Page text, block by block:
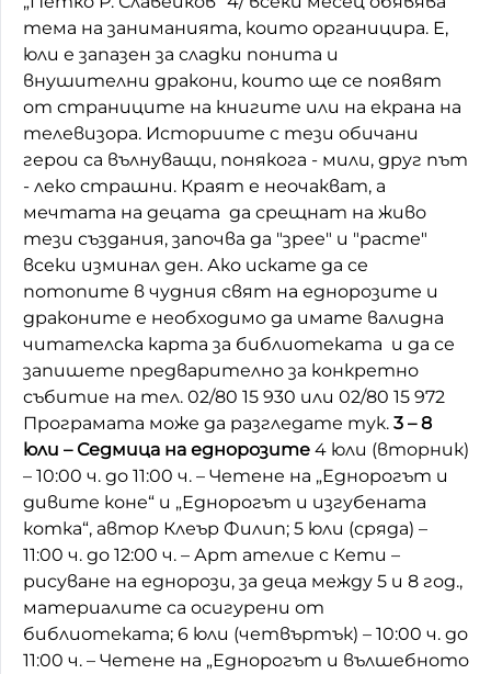
Домашен любимец
Питаме Ви
До ре ми
тема на заниманията, които органицира. Е,
юли е запазен за сладки понита и
внушителни дракони, които ще се появят
от страниците на книгите или на екрана на
телевизора. Историите с тези обичани
герои са вълнуващи, понякога - мили, друг път
- леко страшни. Краят е неочакват, а
мечтата на децата да срещнат на живо
тези създания, започва да "зрее" и "расте"
всеки изминал ден. Ако искате да се
потопите в чудния свят на еднорозите и
драконите е необходимо да имате валидна
читателска карта за библиотеката и да се
запишете предварително за конкретно
събитие на тел. 02/80 15 930 или 02/80 15 972
Програмата може да разгледате тук. 3 – 8
юли – Седмица на еднорозите 4 юли (вторник)
– 10:00 ч. до 11:00 ч. – Четене на „Еднорогът и
дивите коне“ и „Еднорогът и изгубената
котка“, автор Клеър Филип; 5 юли (сряда) –
11:00 ч. до 12:00 ч. – Арт ателие с Кети –
рисуване на еднорози, за деца между 5 и 8 год.,
материалите са осигурени от
библиотеката; 6 юли (четвъртък) – 10:00 ч. до
11:00 ч. – Четене на „Еднорогът и вълшебното